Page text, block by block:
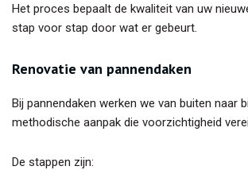
Het proces bepaalt de kwaliteit van uw
stap voor stap door wat er gebeurt.
Renovatie van pannendaken
Bij pannendaken werken we van buiten naar
methodische aanpak die voorzichtigheid
De stappen zijn: